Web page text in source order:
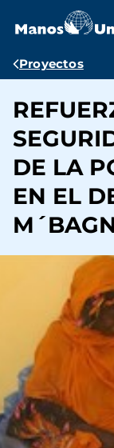
contenido
Ruta
Proyectos
DE LA
EN EL